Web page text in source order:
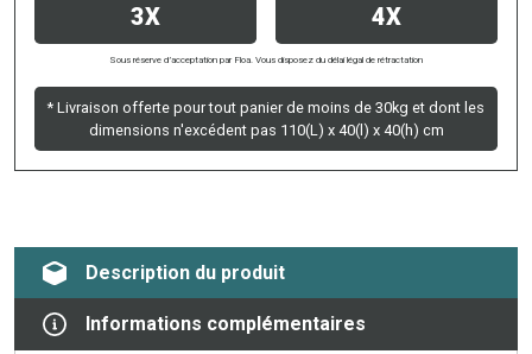
3X 4X
Sous réserve d’acceptation par Floa. Vous disposez du délai légal de rétractation
* Livraison offerte pour tout panier de moins de 30kg et dont les
dimensions n'excédent pas 110(L) x 40(l) x 40(h) cm
Description du produit
Informations complémentaires